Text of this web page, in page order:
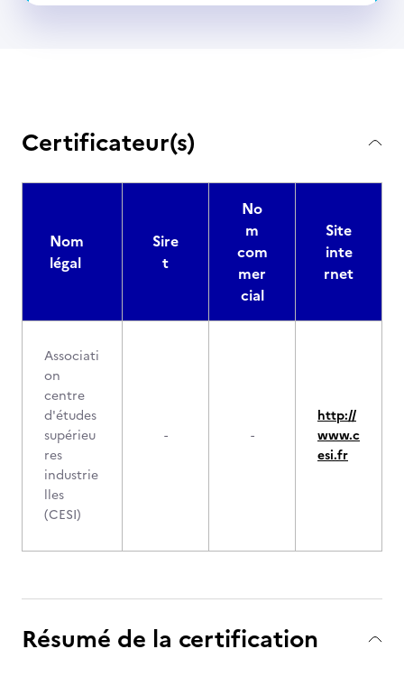
Certificateur(s)
Nom
légal
Sire
t
No
m
com
mer
cial
Site
inte
rnet
Associati
on
centre
d'études
supérieu
res
industrie
lles
(CESI)
- -
http://
www.c
esi.fr
Résumé de la certification